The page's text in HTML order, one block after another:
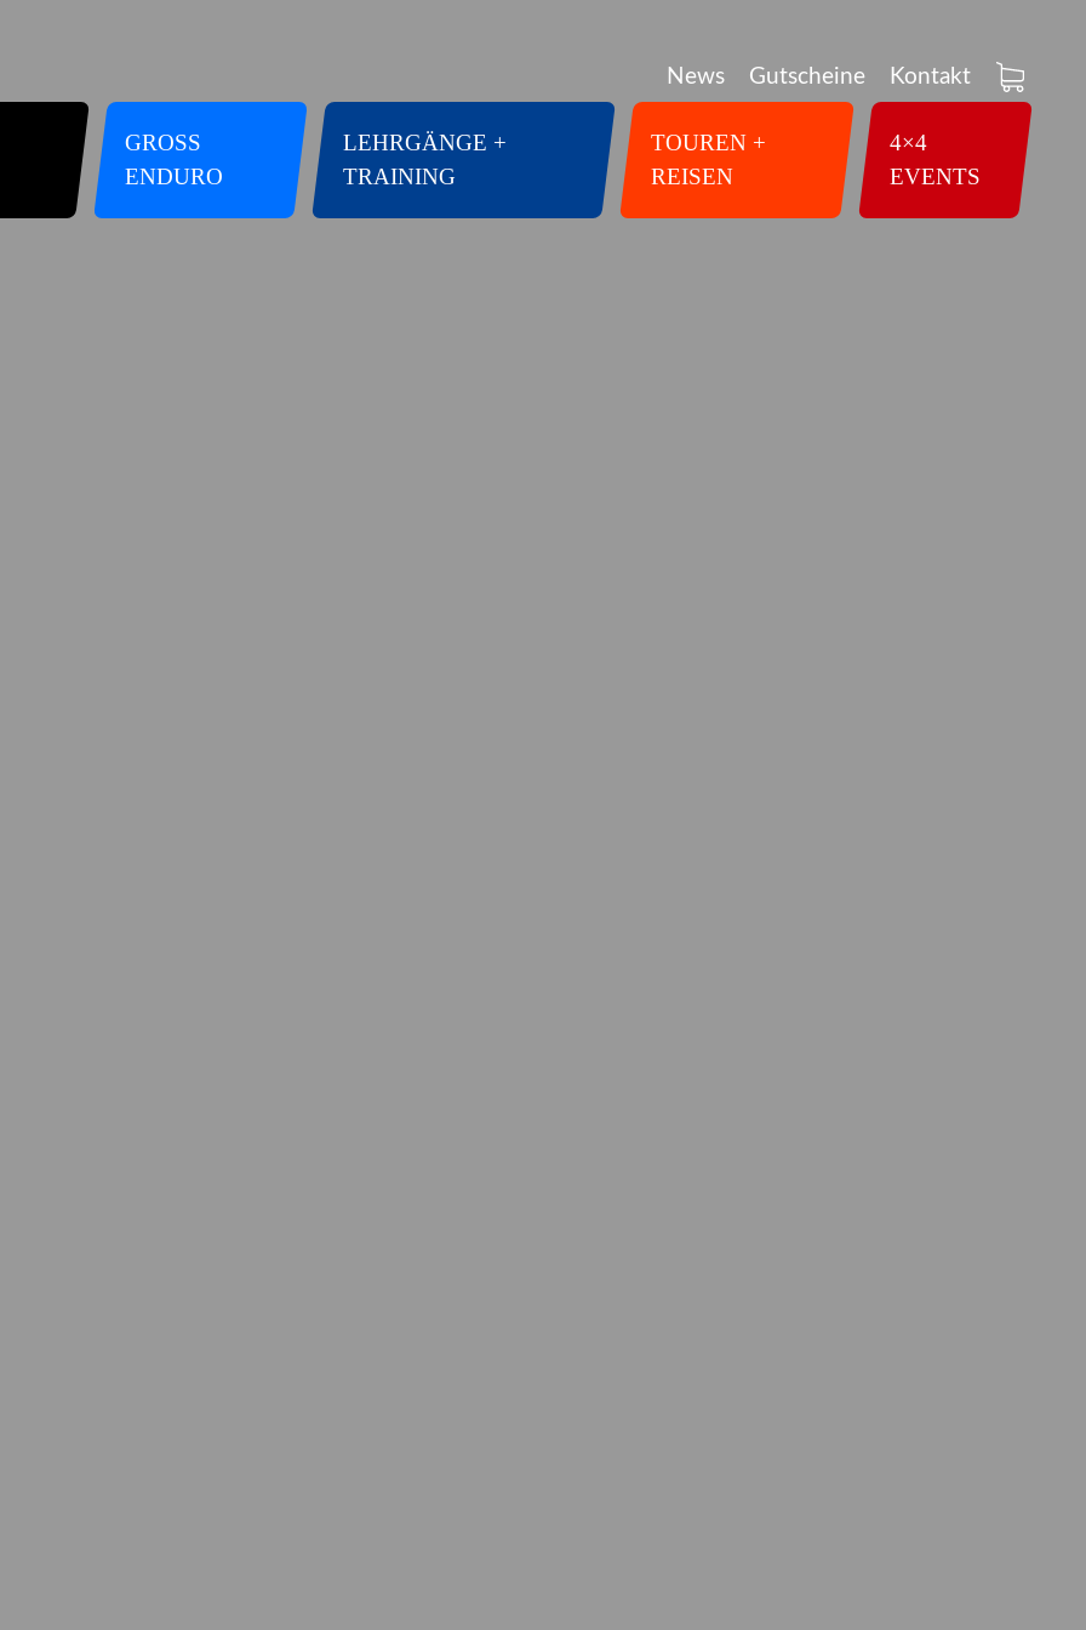
News Gutscheine Kontakt
GROSS E
NDURO
LEHRGÄNGE +
TRAINING
TOUREN +
REISEN
4×4
EVENTS